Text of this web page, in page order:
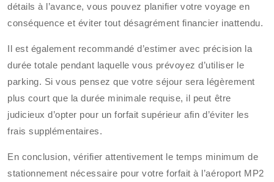
détails à l’avance, vous pouvez planifier votre voyage en
conséquence et éviter tout désagrément financier inattendu.
Il est également recommandé d’estimer avec précision la
durée totale pendant laquelle vous prévoyez d’utiliser le
parking. Si vous pensez que votre séjour sera légèrement
plus court que la durée minimale requise, il peut être
judicieux d’opter pour un forfait supérieur afin d’éviter les
frais supplémentaires.
En conclusion, vérifier attentivement le temps minimum de
stationnement nécessaire pour votre forfait à l’aéroport MP2